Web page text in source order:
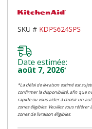
SKU # KDPS624SPS
Date estimée:
août 7, 2026*
*La délai de livraison estimé est
confirmer la disponibilité, afin que
rapide ou vous aider à choisir un
zones éligibles. Veuillez vous référer
zones de livraison éligibles.